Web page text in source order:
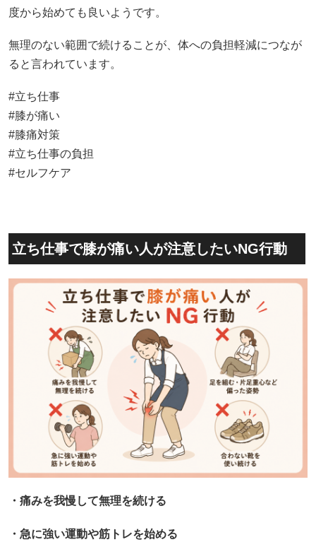
度から始めても良いようです。
無理のない範囲で続けることが、体への負担軽減につなが
ると言われています。
#立ち仕事
#膝が痛い
#膝痛対策
#立ち仕事の負担
#セルフケア
立ち仕事で膝が痛い人が注意したいNG行動
・痛みを我慢して無理を続ける
・急に強い運動や筋トレを始める